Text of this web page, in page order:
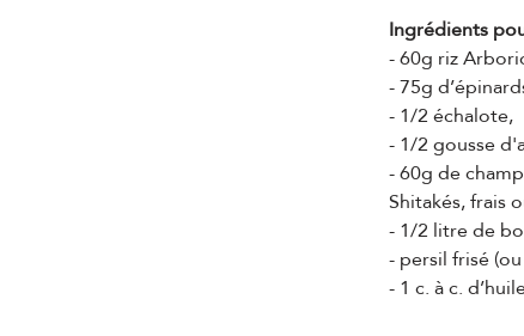
Ingrédients
- 60g riz
- 75g
- 1/2 échalote,
- 1/2 gousse
- 60g de
Shitakés, frais
- 1/2 litre de
- persil frisé
- 1 c. à c.